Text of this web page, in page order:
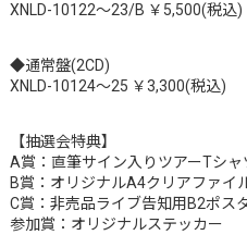
XNLD-10122～23/B ￥5,500(税込)
◆通常盤(2CD)
XNLD-10124～25 ￥3,300(税込)
【抽選会特典】
A賞：直筆サイン入りツアーTシャ
B賞：オリジナルA4クリアファイ
C賞：非売品ライブ告知用B2ポス
参加賞：オリジナルステッカー